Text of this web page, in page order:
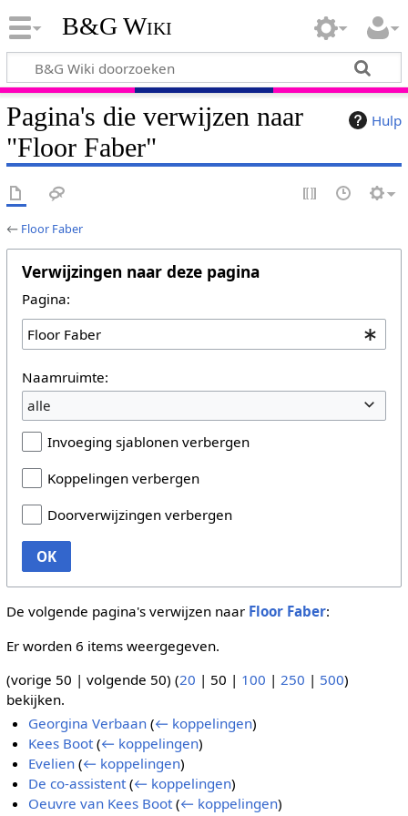
B&G Wiki
Hulp
Pagina's die verwijzen naar
"Floor Faber"
← Floor Faber
Verwijzingen naar deze pagina
Pagina:
Naamruimte:
alle
Invoeging sjablonen verbergen
Koppelingen verbergen
Doorverwijzingen verbergen
OK
De volgende pagina's verwijzen naar Floor Faber:
Er worden 6 items weergegeven.
(vorige 50 | volgende 50) (20 | 50 | 100 | 250 | 500)
bekijken.
Georgina Verbaan (← koppelingen)
Kees Boot (← koppelingen)
Evelien (← koppelingen)
De co-assistent (← koppelingen)
Oeuvre van Kees Boot (← koppelingen)